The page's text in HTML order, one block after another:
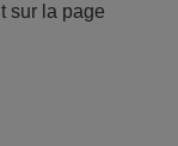
sur la page